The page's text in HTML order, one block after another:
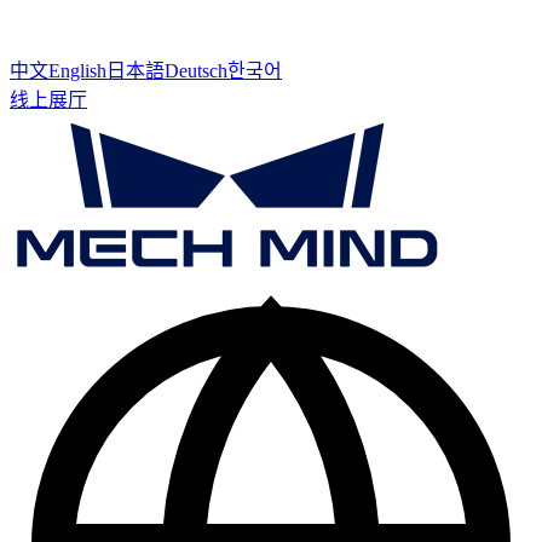
中文English 日本語Deutsch한국어
线上展厅